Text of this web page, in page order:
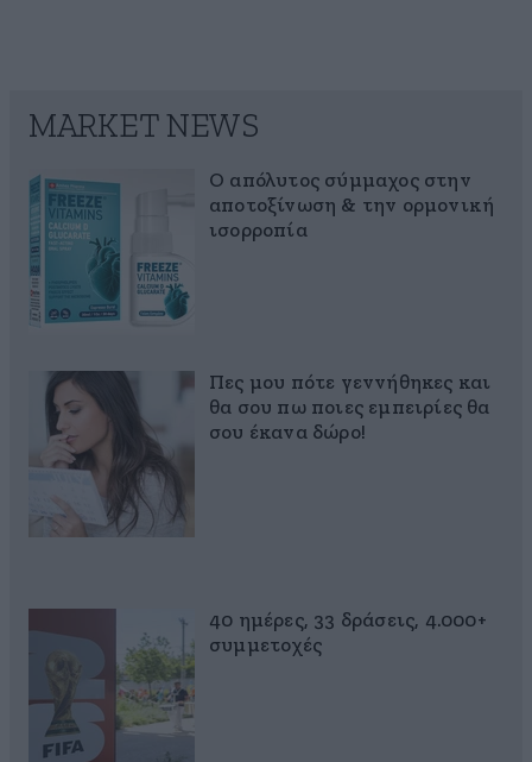
MARKET NEWS
Ο απόλυτος σύμμαχος στην
αποτοξίνωση & την ορμονική
ισορροπία
Πες μου πότε γεννήθηκες και
θα σου πω ποιες εμπειρίες θα
σου έκανα δώρο!
40 ημέρες, 33 δράσεις, 4.000+
συμμετοχές